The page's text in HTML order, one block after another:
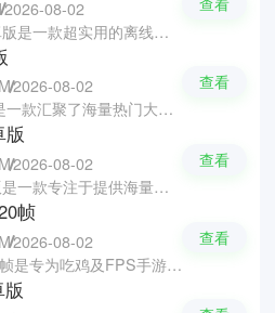
2026-08-02
懒人云挂机安卓版是一款超实用的离线托管与自动化辅助软件，省时省力的游戏挂机升级的好助手。软件基于云端虚拟手机技术，基本不占用本地设备资源与流量，就能轻松实现24小时不间断的稳定挂机。软件支持多种自动化任务执行与托管模式，帮助你们自动打怪升级、积累金币资源，即使忙于工作生活也能轻松跟上游戏进度。
2026-08-02
闪电龟2026版是一款汇聚了海量热门大作与小众精品手游资源的游戏盒子软件，让你们每天都能发现好游。软件每日实时更新前沿资讯与赛事动态，提供了详尽的专业攻略帮助你们轻松通关，还有独特的互动挑战玩法来提升你们的操作反应速度。软件还设有热闹的同好交流社区，可以随时分享心得与查看其他玩家的文章分享。
查看
版
2026-08-02
纽扣助手安卓版是一款专注于提供海量优质手游与精品应用下载的资源平台软件，让你们轻松找到优质的资源。平台每日精准推送热门爆款、独家首发及移植佳作，并支持大型游戏数据包一键智能安装与断点续传。软件还设有活跃的互动社区，让你们可以观看大神的操作与攻略，也可以互相分享游玩心得。
查看
帧
2026-08-02
LT画质助手120帧是专为吃鸡及FPS手游打造的画质修改与性能优化软件，可以在免Root环境下安全稳定运行。软件支持自由调整画面的亮度、对比度与饱和度，并能一键修改分辨率并解锁高达120帧的极致流畅高帧率。软件还有实用的准星辅助与悬浮窗便捷调参功能，大幅度提升了游戏对战的体验。
查看